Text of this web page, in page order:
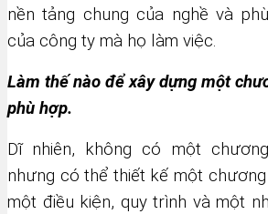
nền tảng chung của nghề và
của công ty mà họ làm việc.
Làm thế nào để xây dựng một
phù hợp.
Dĩ nhiên, không có một
nhưng có thể thiết kế một
một điều kiện, quy trình và một